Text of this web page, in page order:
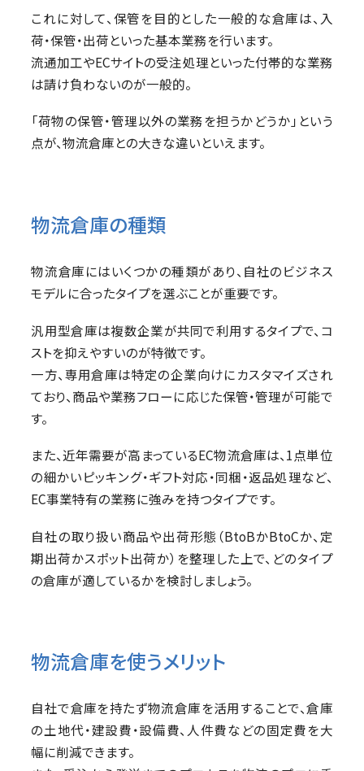
これに対して、保管を目的とした一般的な倉庫は、入
荷・保管・出荷といった基本業務を行います。
流通加工やECサイトの受注処理といった付帯的な業務
は請け負わないのが一般的。
「荷物の保管・管理以外の業務を担うかどうか」という
点が、物流倉庫との大きな違いといえます。
物流倉庫の種類
物流倉庫にはいくつかの種類があり、自社のビジネス
モデルに合ったタイプを選ぶことが重要です。
汎用型倉庫は複数企業が共同で利用するタイプで、コ
ストを抑えやすいのが特徴です。
一方、専用倉庫は特定の企業向けにカスタマイズされ
ており、商品や業務フローに応じた保管・管理が可能で
す。
また、近年需要が高まっているEC物流倉庫は、1点単位
の細かいピッキング・ギフト対応・同梱・返品処理など、
EC事業特有の業務に強みを持つタイプです。
自社の取り扱い商品や出荷形態（BtoBかBtoCか、定
期出荷かスポット出荷か）を整理した上で、どのタイプ
の倉庫が適しているかを検討しましょう。
物流倉庫を使うメリット
自社で倉庫を持たず物流倉庫を活用することで、倉庫
の土地代・建設費・設備費、人件費などの固定費を大
幅に削減できます。